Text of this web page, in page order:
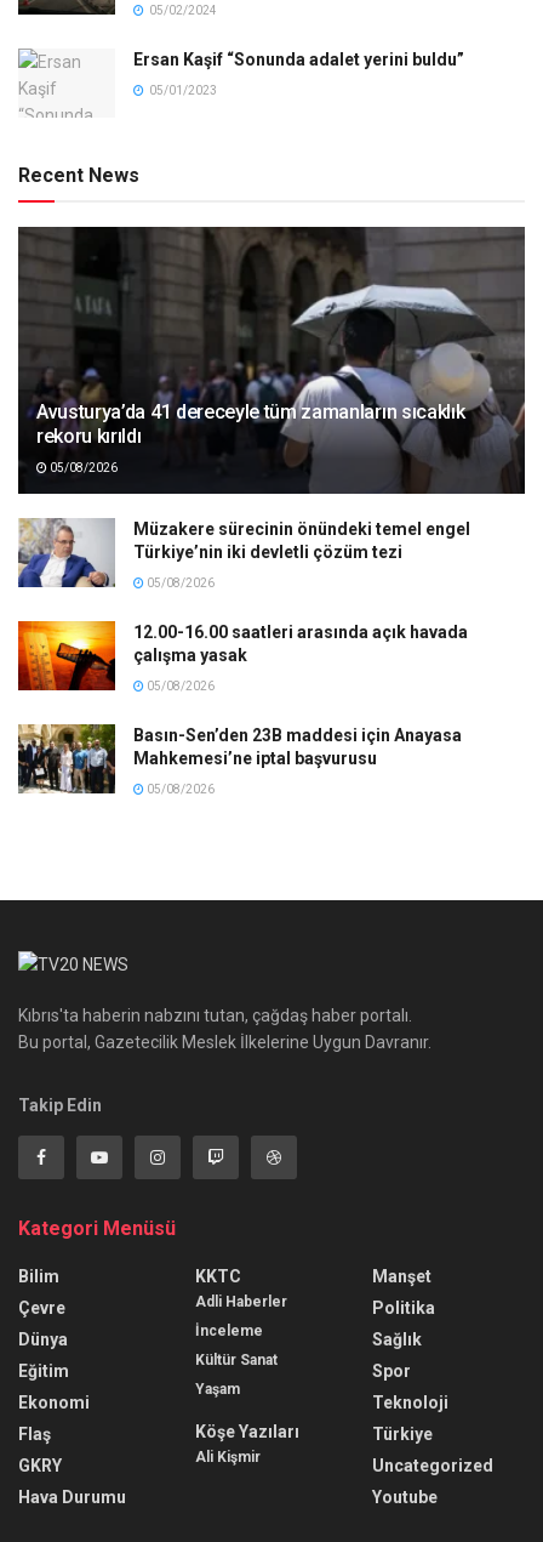
05/02/2024
Ersan Kaşif “Sonunda adalet yerini buldu”
05/01/2023
Recent News
Avusturya’da 41 dereceyle tüm zamanların sıcaklık
rekoru kırıldı
05/08/2026
Müzakere sürecinin önündeki temel engel
Türkiye’nin iki devletli çözüm tezi
05/08/2026
12.00-16.00 saatleri arasında açık havada
çalışma yasak
05/08/2026
Basın-Sen’den 23B maddesi için Anayasa
Mahkemesi’ne iptal başvurusu
05/08/2026
Kıbrıs'ta haberin nabzını tutan, çağdaş haber portalı.
Bu portal, Gazetecilik Meslek İlkelerine Uygun Davranır.
Takip Edin
Kategori Menüsü
Bilim
Çevre
Dünya
Eğitim
Ekonomi
Flaş
GKRY
Hava Durumu
KKTC
Adli Haberler
İnceleme
Kültür Sanat
Yaşam
Köşe Yazıları
Ali Kişmir
Manşet
Politika
Sağlık
Spor
Teknoloji
Türkiye
Uncategorized
Youtube